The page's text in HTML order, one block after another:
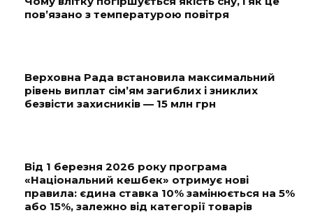
пов’язано з температурою повітря
Верховна Рада встановила максимальний
рівень виплат сім’ям загиблих і зниклих
безвісти захисників — 15 млн грн
Від 1 березня 2026 року програма
«Національний кешбек» отримує нові
правила: єдина ставка 10% замінюється на 5%
або 15%, залежно від категорії товарів